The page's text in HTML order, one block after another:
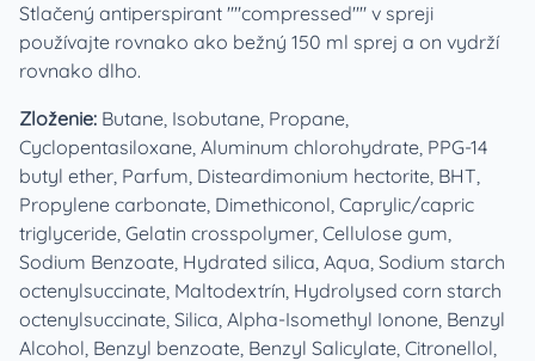
Stlačený antiperspirant ""compressed"" v spreji
používajte rovnako ako bežný 150 ml sprej a on vydrží
rovnako dlho.
Zloženie: Butane, Isobutane, Propane,
Cyclopentasiloxane, Aluminum chlorohydrate, PPG-14
butyl ether, Parfum, Disteardimonium hectorite, BHT,
Propylene carbonate, Dimethiconol, Caprylic/capric
triglyceride, Gelatin crosspolymer, Cellulose gum,
Sodium Benzoate, Hydrated silica, Aqua, Sodium starch
octenylsuccinate, Maltodextrín, Hydrolysed corn starch
octenylsuccinate, Silica, Alpha-Isomethyl Ionone, Benzyl
Alcohol, Benzyl benzoate, Benzyl Salicylate, Citronellol,